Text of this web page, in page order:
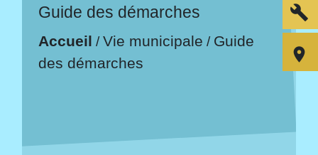
Guide des démarches
Accueil /Vie municipale / Guide
des démarches
build
room